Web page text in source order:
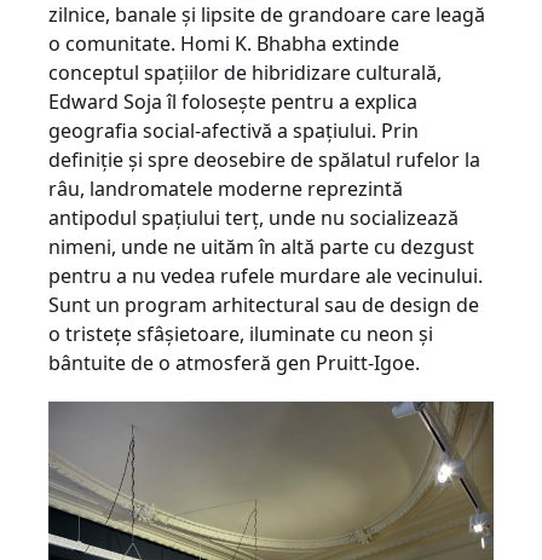
zilnice, banale şi lipsite de grandoare care leagă
o comunitate. Homi K. Bhabha extinde
conceptul spaţiilor de hibridizare culturală,
Edward Soja îl foloseşte pentru a explica
geografia social-afectivă a spaţiului. Prin
definiţie şi spre deosebire de spălatul rufelor la
râu, landromatele moderne reprezintă
antipodul spaţiului terţ, unde nu socializează
nimeni, unde ne uităm în altă parte cu dezgust
pentru a nu vedea rufele murdare ale vecinului.
Sunt un program arhitectural sau de design de
o tristeţe sfâşietoare, iluminate cu neon şi
bântuite de o atmosferă gen Pruitt-Igoe.